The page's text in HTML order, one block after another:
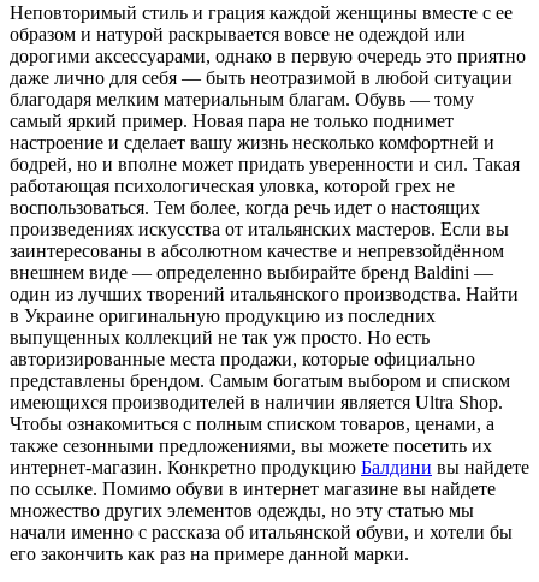
Неповторимый стиль и грация каждой женщины вместе с ее
образом и натурой раскрывается вовсе не одеждой или
дорогими аксессуарами, однако в первую очередь это приятно
даже лично для себя — быть неотразимой в любой ситуации
благодаря мелким материальным благам. Обувь — тому
самый яркий пример. Новая пара не только поднимет
настроение и сделает вашу жизнь несколько комфортней и
бодрей, но и вполне может придать уверенности и сил. Такая
работающая психологическая уловка, которой грех не
воспользоваться. Тем более, когда речь идет о настоящих
произведениях искусства от итальянских мастеров. Если вы
заинтересованы в абсолютном качестве и непревзойдённом
внешнем виде — определенно выбирайте бренд Baldini —
один из лучших творений итальянского производства. Найти
в Украине оригинальную продукцию из последних
выпущенных коллекций не так уж просто. Но есть
авторизированные места продажи, которые официально
представлены брендом. Самым богатым выбором и списком
имеющихся производителей в наличии является Ultra Shop.
Чтобы ознакомиться с полным списком товаров, ценами, а
также сезонными предложениями, вы можете посетить их
интернет-магазин. Конкретно продукцию Балдини вы найдете
по ссылке. Помимо обуви в интернет магазине вы найдете
множество других элементов одежды, но эту статью мы
начали именно с рассказа об итальянской обуви, и хотели бы
его закончить как раз на примере данной марки.